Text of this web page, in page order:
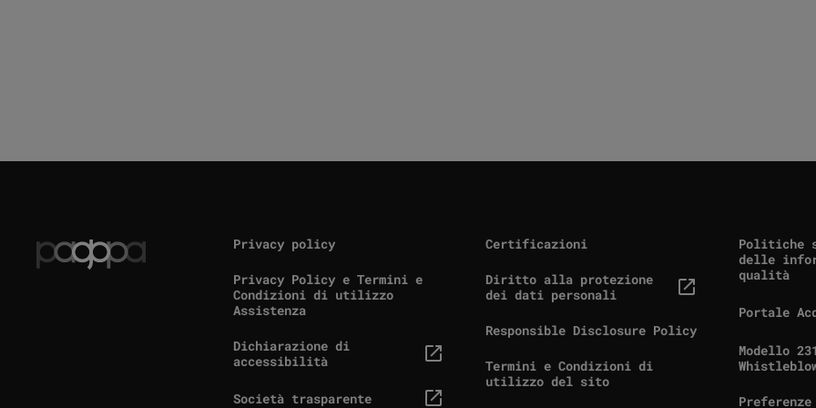
Privacy policy
Privacy Policy e Termini e
Condizioni di utilizzo
Assistenza
Dichiarazione di
accessibilità
(link esterno, si apre in una nuova scheda)
Società trasparente
(link esterno, si apre in una nuova scheda)
Certificazioni
Diritto alla protezione
dei dati personali
(link esterno, si apre in una nuova scheda)
Responsible Disclosure Policy
Termini e Condizioni di
utilizzo del sito
Politiche
delle
qualità
Portale
(link
Modello
(link